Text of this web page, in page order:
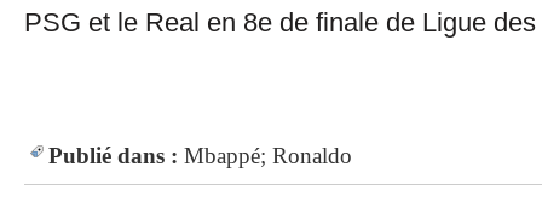
PSG et le Real en 8e de finale de Ligue
Publié dans : Mbappé; Ronaldo